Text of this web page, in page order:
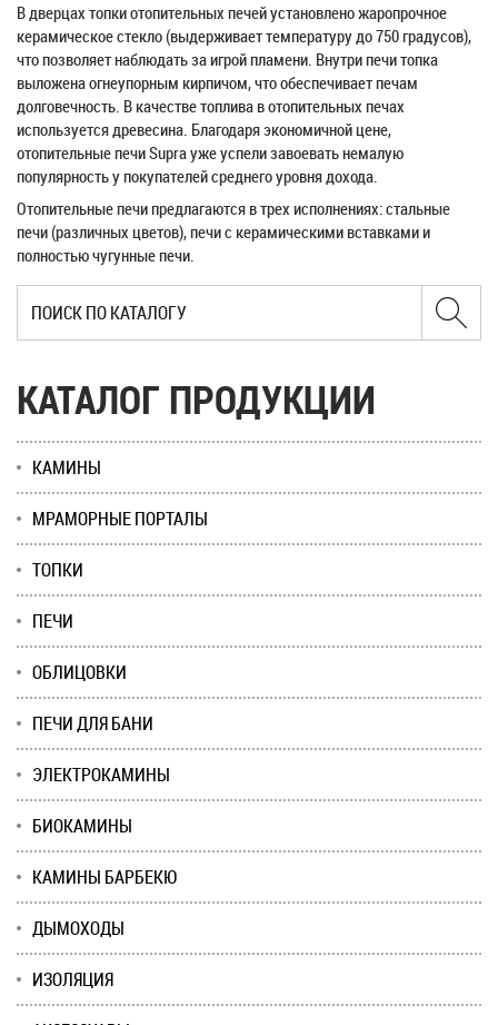
В дверцах топки отопительных печей установлено жаропрочное
керамическое стекло (выдерживает температуру до 750 градусов),
что позволяет наблюдать за игрой пламени. Внутри печи топка
выложена огнеупорным кирпичом, что обеспечивает печам
долговечность. В качестве топлива в отопительных печах
используется древесина. Благодаря экономичной цене,
отопительные печи Supra уже успели завоевать немалую
популярность у покупателей среднего уровня дохода.
Отопительные печи предлагаются в трех исполнениях: стальные
печи (различных цветов), печи с керамическими вставками и
полностью чугунные печи.
КАТАЛОГ ПРОДУКЦИИ
КАМИНЫ
МРАМОРНЫЕ ПОРТАЛЫ
ТОПКИ
ПЕЧИ
ОБЛИЦОВКИ
ПЕЧИ ДЛЯ БАНИ
ЭЛЕКТРОКАМИНЫ
БИОКАМИНЫ
КАМИНЫ БАРБЕКЮ
ДЫМОХОДЫ
ИЗОЛЯЦИЯ